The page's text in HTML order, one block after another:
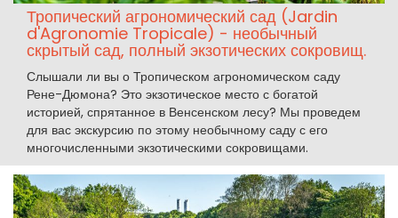
Тропический агрономический сад (Jardin
d'Agronomie Tropicale) - необычный
скрытый сад, полный экзотических сокровищ.
Слышали ли вы о Тропическом агрономическом саду
Рене-Дюмона? Это экзотическое место с богатой
историей, спрятанное в Венсенском лесу? Мы проведем
для вас экскурсию по этому необычному саду с его
многочисленными экзотическими сокровищами.